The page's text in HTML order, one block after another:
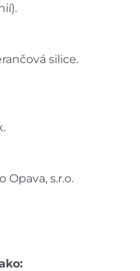
silice.
Opava, s.r.o.